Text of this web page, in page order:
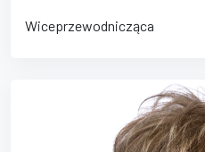
Wiceprzewodnicząca